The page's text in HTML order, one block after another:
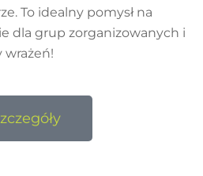
To idealny pomysł na
dla grup zorganizowanych i
wrażeń!